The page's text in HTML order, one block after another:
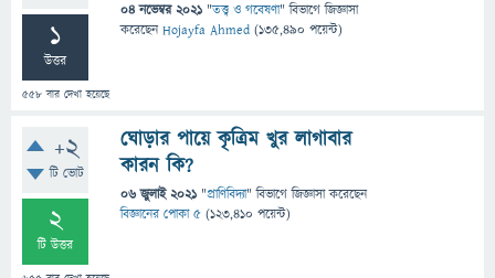
1
উত্তর
558 বার দেখা হয়েছে
04 নভেম্বর 2021 "তত্ত্ব ও গবেষণা" বিভাগে জিজ্ঞাসা
করেছেনHojayfa Ahmed (135,490 পয়েন্ট)
+2
টি ভোট
2
টি উত্তর
ঘোড়ার পায়ে কৃত্রিম খুর লাগাবার
কারন কি?
06 জুলাই 2021 "প্রাণিবিদ্যা" বিভাগে জিজ্ঞাসাকরেছেন
বিজ্ঞানের পোকা ৫ (123,410 পয়েন্ট)